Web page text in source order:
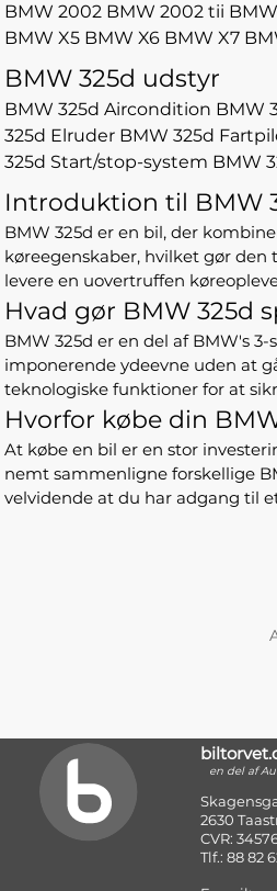
BMW 2002 BMW 2002 tii
BMW X5 BMW X6 BMW X7
BMW 325d udstyr
BMW 325d Aircondition BMW
325d Elruder BMW 325d
325d Start/stop-system BMW
Introduktion til BMW
BMW 325d er en bil, der
køreegenskaber, hvilket gør
levere en uovertruffen
Hvad gør BMW 325d
BMW 325d er en del af BMW's
imponerende ydeevne uden at
teknologiske funktioner for at
Hvorfor købe din
At købe en bil er en stor
nemt sammenligne forskellige
velvidende at du har adgang til
en del af
2630
CVR:
Tlf.: 88 82